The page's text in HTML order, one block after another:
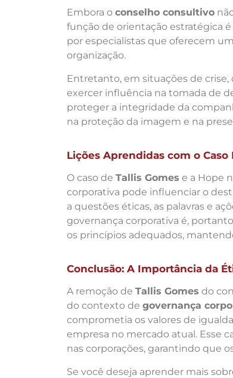
Embora o conselho consultivo
função de orientação estratégica
por especialistas que oferecem
organização.
Entretanto, em situações de
exercer influência na tomada de
proteger a integridade da
na proteção da imagem e na
Lições Aprendidas com o Caso
O caso de Tallis Gomes e a Hope
corporativa pode influenciar o
a questões éticas, as palavras e
governança corporativa é,
os princípios adequados,
Conclusão: A Importância da
A remoção de Tallis Gomes do
do contexto de governança
comprometia os valores de
empresa no mercado atual. Esse
nas corporações, garantindo que
Se você deseja aprender mais